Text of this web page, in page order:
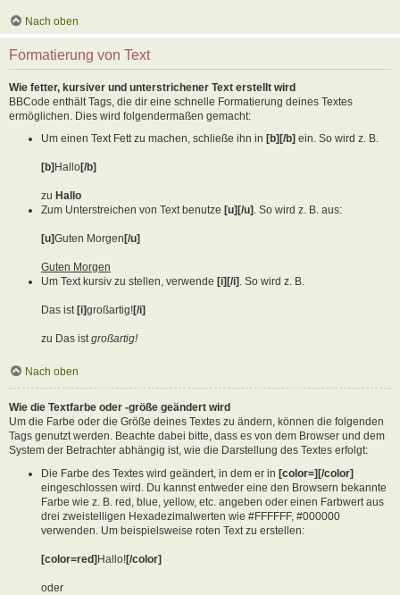
Nach oben
Formatierung von Text
Wie fetter, kursiver und unterstrichener Text erstellt wird
BBCode enthält Tags, die dir eine schnelle Formatierung deines Textes
ermöglichen. Dies wird folgendermaßen gemacht:
Um einen Text Fett zu machen, schließe ihn in [b][/b] ein. So wird z. B.
[b] Hallo[/b]
zu Hallo
Zum Unterstreichen von Text benutze [u][/u] . So wird z. B. aus:
[u]Guten Morgen [/u]
Guten Morgen
Um Text kursiv zu stellen, verwende [i][/i] . So wird z. B.
Das ist [i]großartig![/i]
zu Das istgroßartig!
Nach oben
Wie die Textfarbe oder -größe geändert wird
Um die Farbe oder die Größe deines Textes zu ändern, können die folgenden
Tags genutzt werden. Beachte dabei bitte, dass es von dem Browser und dem
System der Betrachter abhängig ist, wie die Darstellung des Textes erfolgt:
Die Farbe des Textes wird geändert, in dem er in [color=][/color]
eingeschlossen wird. Du kannst entweder eine den Browsern bekannte
Farbe wie z. B. red, blue, yellow, etc. angeben oder einen Farbwert aus
drei zweistelligen Hexadezimalwerten wie #FFFFFF, #000000
verwenden. Um beispielsweise roten Text zu erstellen:
[color=red]Hallo![/color]
oder